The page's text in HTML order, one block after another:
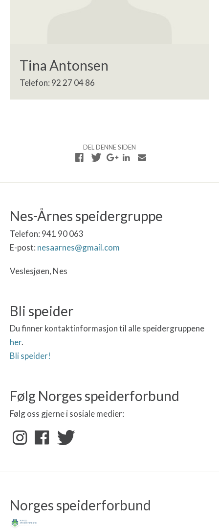
Tina Antonsen
Telefon: 92 27 04 86
DEL DENNE SIDEN
Nes-Årnes speidergruppe
Telefon: 941 90 063
E-post: nesaarnes@gmail.com
Veslesjøen, Nes
Bli speider
Du finner kontaktinformasjon til alle speidergruppene
her.
Bli speider!
Følg Norges speiderforbund
Følg oss gjerne i sosiale medier:
Norges speiderforbund